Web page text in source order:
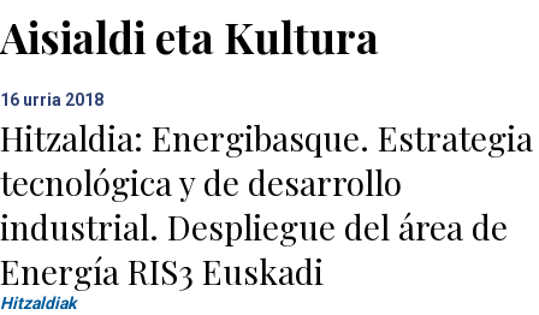
Aisialdi eta Kultura
16 urria 2018
Hitzaldia: Energibasque. Estrategia
tecnológica y de desarrollo
industrial. Despliegue del área de
Energía RIS3 Euskadi
Hitzaldiak